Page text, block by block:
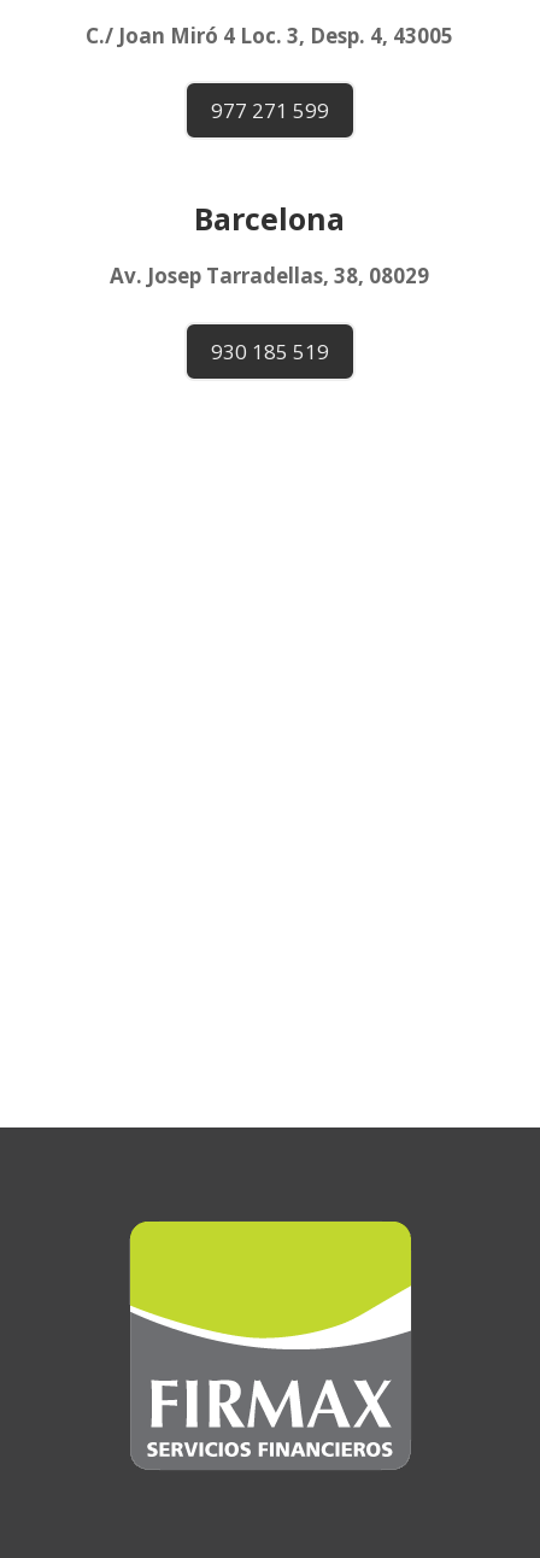
C./ Joan Miró 4 Loc. 3, Desp. 4, 43005
977 271 599
Barcelona
Av. Josep Tarradellas, 38, 08029
930 185 519